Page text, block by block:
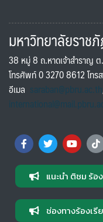
มหาวิทยาลัยราช
38 หมู่ 8 ถ.หาดเจ้าสำราญ
โทรศัพท์ 0 3270 8612 โท
อีเมล saraban@pbru.ac.th
แนะนำ ติชม ร้อ
ช่องทางร้องเรี